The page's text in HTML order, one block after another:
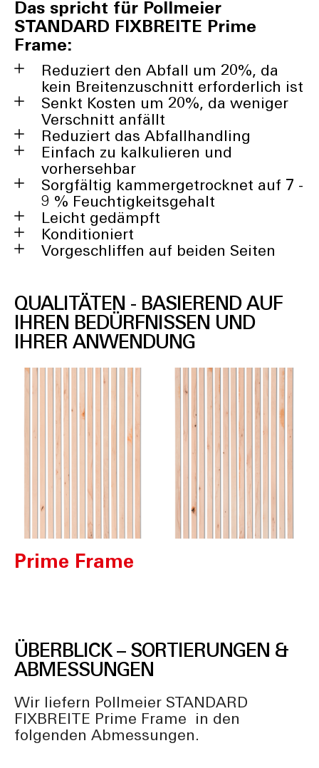
Das spricht für Pollmeier
STANDARD FIXBREITE Prime
Frame:
Reduziert den Abfall um 20%, da
kein Breitenzuschnitt erforderlich ist
Senkt Kosten um 20%, da weniger
Verschnitt anfällt
Reduziert das Abfallhandling
Einfach zu kalkulieren und
vorhersehbar
Sorgfältig kammergetrocknet auf 7 -
9 % Feuchtigkeitsgehalt
Leicht gedämpft
Konditioniert
Vorgeschliffen auf beiden Seiten
QUALITÄTEN - BASIEREND AUF
IHREN BEDÜRFNISSEN UND
IHRER ANWENDUNG
Prime Frame
ÜBERBLICK – SORTIERUNGEN &
ABMESSUNGEN
Wir liefern Pollmeier STANDARD
FIXBREITE Prime Frame in den
folgenden Abmessungen.